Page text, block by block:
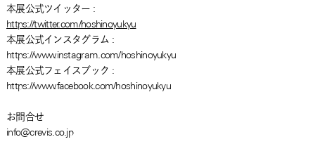
本展公式ツイッター :
https://twitter.com/hoshinoyukyu
本展公式インスタグラム :
https://www.instagram.com/hoshinoyukyu
本展公式フェイスブック :
https://www.facebook.com/hoshinoyukyu
お問合せ
info@crevis.co.jp